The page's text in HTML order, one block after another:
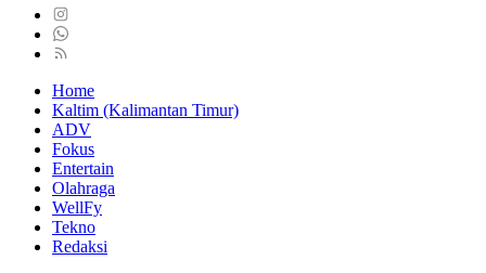
Home
Kaltim (Kalimantan Timur)
ADV
Fokus
Entertain
Olahraga
WellFy
Tekno
Redaksi